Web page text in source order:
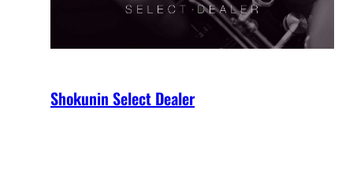
Shokunin Select Dealer